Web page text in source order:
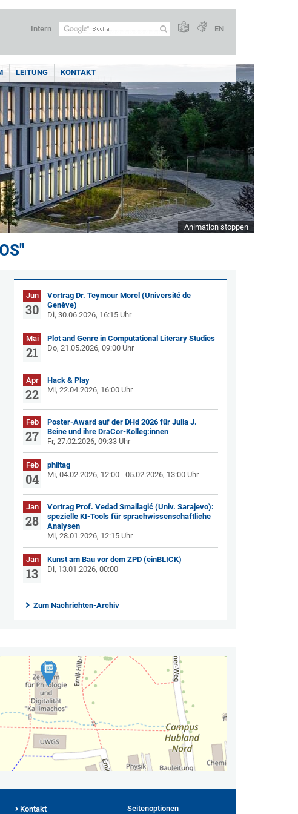
Intern EN
LEITUNG KONTAKT
Animation stoppen
Jun
30
Vortrag Dr. Teymour Morel (Université de
Genève)
Di, 30.06.2026, 16:15 Uhr
Mai
21
Plot and Genre in Computational Literary Studies
Do, 21.05.2026, 09:00 Uhr
Apr
22
Hack & Play
Mi, 22.04.2026, 16:00 Uhr
Feb
27
Poster-Award auf der DHd 2026 für Julia J.
Beine und ihre DraCor-Kolleg:innen
Fr, 27.02.2026, 09:33 Uhr
Feb
04
philtag
Mi, 04.02.2026, 12:00 - 05.02.2026, 13:00 Uhr
Jan
28
Vortrag Prof. Vedad Smailagić (Univ. Sarajevo):
spezielle KI-Tools für sprachwissenschaftliche
Analysen
Mi, 28.01.2026, 12:15 Uhr
Jan
13
Kunst am Bau vor dem ZPD (einBLICK)
Di, 13.01.2026, 00:00
Zum Nachrichten-Archiv
Kontakt Seitenoptionen